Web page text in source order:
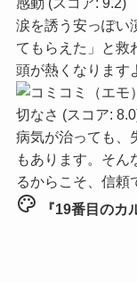
涙を誘う安っぽい
てもらえた」と救
頭が熱くなります
切なさ (スコア:
病気が治っても、
もあります。そん
るからこそ、信頼
palette 『19番目のカ